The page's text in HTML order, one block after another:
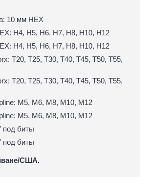
10 мм HEX
Н4, Н5, Н6, Н7, Н8, Н10, Н12
Н4, Н5, Н6, Н7, Н8, Н10, Н12
Т20, Т25, Т30, Т40, Т45, Т50, Т55,
Т20, Т25, Т30, Т40, Т45, Т50, Т55,
М5, М6, М8, М10, М12
М5, М6, М8, М10, М12
под биты
под биты
США.